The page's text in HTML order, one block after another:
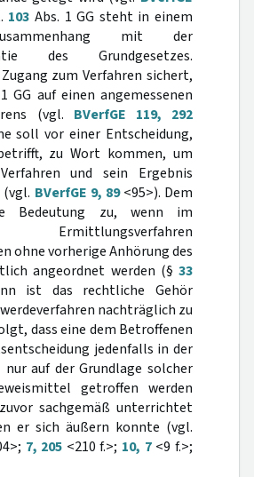
103 Abs. 1 GG steht in einem
mit der
des Grundgesetzes.
zum Verfahren sichert,
GG auf einen angemessenen
(vgl. BVerfGE 119, 292
soll vor einer Entscheidung,
zu Wort kommen, um
und sein Ergebnis
BVerfGE 9, 89<95>). Dem
Bedeutung zu, wenn im
Ermittlungsverfahren
ohne vorherige Anhörung des
angeordnet werden (§ 33
ist das rechtliche Gehör
nachträglich zu
dass eine dem Betroffenen
jedenfalls in der
nur auf der Grundlage solcher
getroffen werden
sachgemäß unterrichtet
er sich äußern konnte (vgl.
7, 205 <210 f.>; 10, 7<9 f.>;